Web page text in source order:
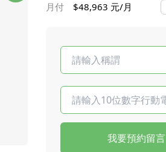
月付
$48,963 元/月
我要預約留言